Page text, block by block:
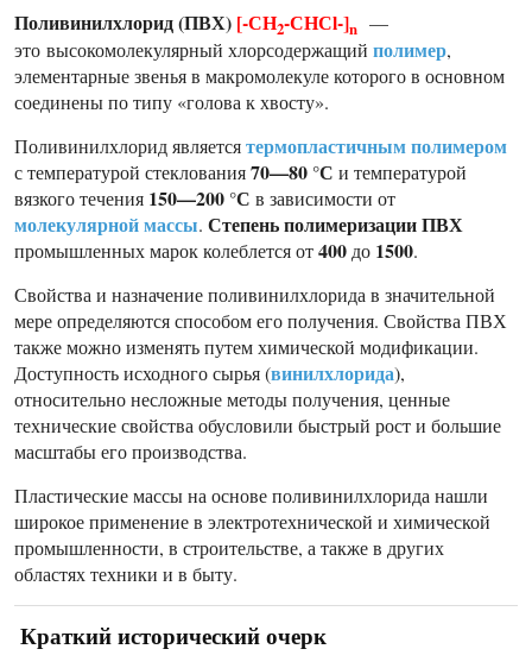
Поливинилхлорид (ПВХ) [-СН2-СНСl-]n —
это высокомолекулярный хлорсодержащий полимер,
элементарные звенья в макромолекуле которого в основном
соединены по типу «голова к хвосту».
Поливинилхлорид являетсятермопластичным полимером
с температурой стеклования70—80 °С и температурой
вязкого течения 150—200 °С в зависимости от
молекулярной массы. Степень полимеризации ПВХ
промышленных марок колеблется от400 до 1500.
Свойства и назначение поливинилхлорида в значительной
мере определяются способом его получения. Свойства ПВХ
также можно изменять путем химической модификации.
Доступность исходного сырья (винилхлорида),
относительно несложные методы получения, ценные
технические свойства обусловили быстрый рост и большие
масштабы его производства.
Пластические массы на основе поливинилхлорида нашли
широкое применение в электротехнической и химической
промышленности, в строительстве, а также в других
областях техники и в быту.
Краткий исторический очерк